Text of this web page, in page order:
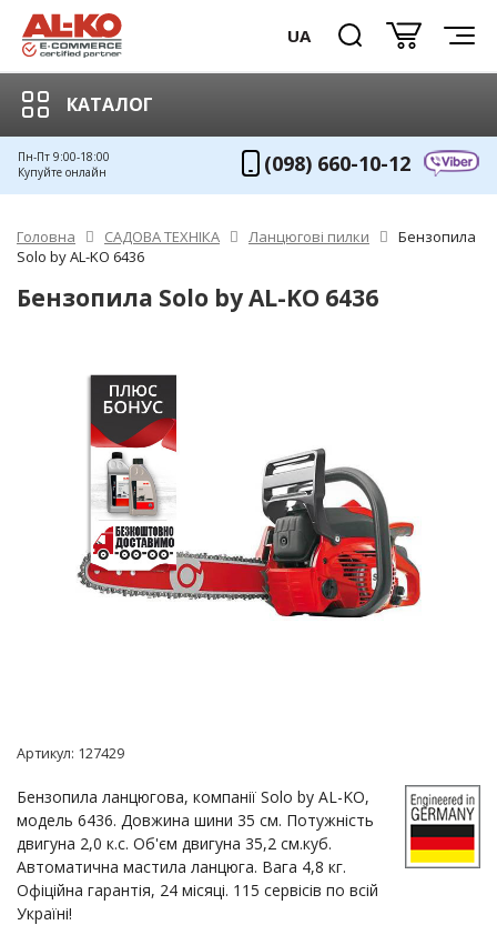
UA
КАТАЛОГ
Пн-Пт 9:00-18:00
Купуйте онлайн
(098) 660-10-12
Головна САДОВА ТЕХНІКА Ланцюгові пилки
Бензопила
Solo by AL-KO 6436
Бензопила Solo by AL-KO 6436
Артикул: 127429
Бензопила ланцюгова, компанії Solo by AL-KO,
модель 6436. Довжина шини 35 см. Потужність
двигуна 2,0 к.с. Об'єм двигуна 35,2 см.куб.
Автоматична мастила ланцюга. Вага 4,8 кг.
Офіційна гарантія, 24 місяці. 115 сервісів по всій
Україні!